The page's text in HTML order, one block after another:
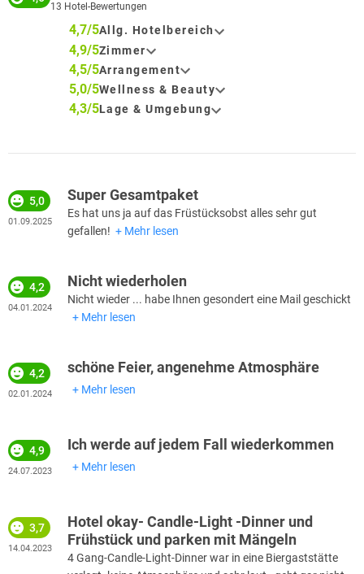
13 Hotel-Bewertungen
4,7/5Allg. Hotelbereich
4,9/5Zimmer
4,5/5Arrangement
5,0/5Wellness & Beauty
4,3/5Lage & Umgebung
Super Gesamtpaket
5,0
01.09.2025
Es hat uns ja auf das Früstücksobst alles sehr gut
gefallen!
Mehr lesen
Nicht wiederholen
4,2
04.01.2024
Nicht wieder ... habe Ihnen gesondert eine Mail geschickt
Mehr lesen
schöne Feier, angenehme Atmosphäre
4,2
02.01.2024 Mehr lesen
Ich werde auf jedem Fall wiederkommen
4,9
24.07.2023 Mehr lesen
Hotel okay- Candle-Light -Dinner und
Frühstück und parken mit Mängeln
3,7
14.04.2023
4 Gang-Candle-Light-Dinner war in eine Biergaststätte